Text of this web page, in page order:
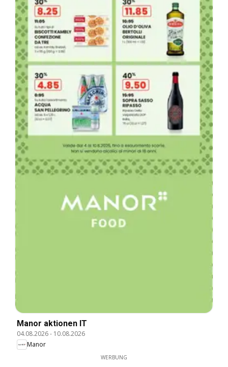
Manor aktionen IT
04.08.2026- 10.08.2026
Manor
WERBUNG